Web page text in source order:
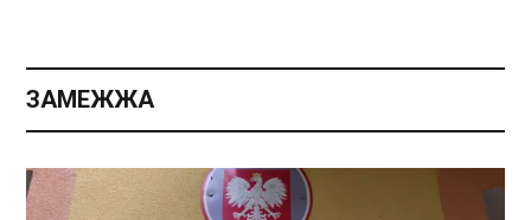
ЗАМЕЖЖА